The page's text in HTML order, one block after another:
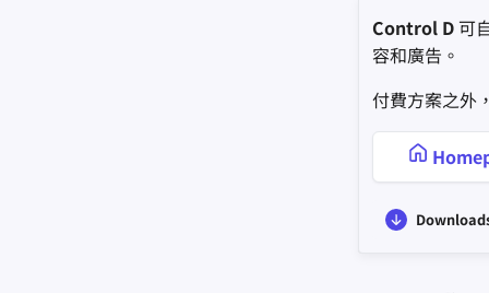
Control D 可
容和廣告。
付費方案之外